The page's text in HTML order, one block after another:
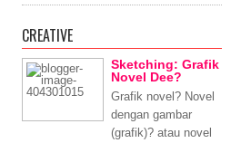
CREATIVE
Sketching: Grafik
Novel Dee?
Grafik novel? Novel
dengan gambar
(grafik)? atau novel